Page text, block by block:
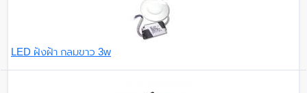
LED ฝังฝ้า กลมขาว 3w